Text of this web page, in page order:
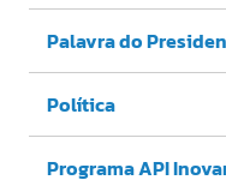
Palavra do
Política
Programa API